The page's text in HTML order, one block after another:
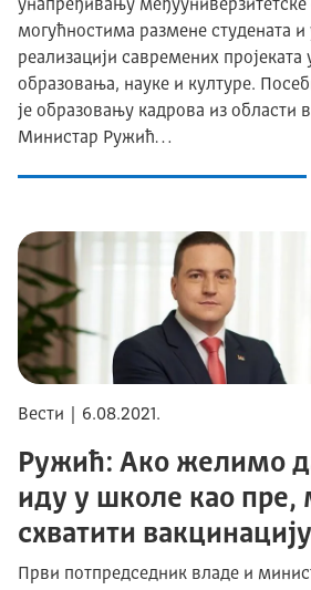
унапређивању
могућностима размене студената и
реализацији савремених пројеката
образовања, науке и културе.
је образовању кадрова из области
Министар Ружић…
Вести | 6.08.2021.
Ружић: Ако желимо
иду у школе као
схватити
Први потпредседник владе и